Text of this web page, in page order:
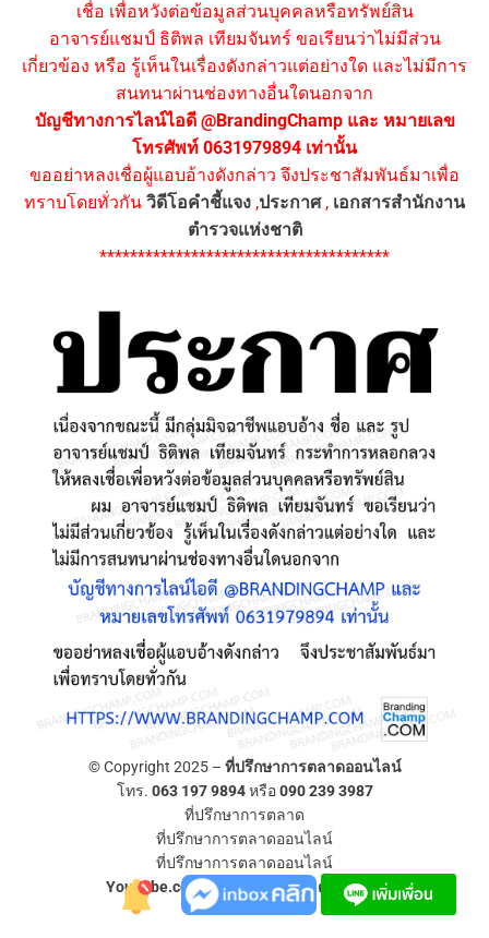
เชื่อ เพื่อหวังต่อข้อมูลส่วนบุคคลหรือทรัพย์สิน
อาจารย์แชมป์ ธิติพล เทียมจันทร์ ขอเรียนว่าไม่มีส่วน
เกี่ยวข้อง หรือ รู้เห็นในเรื่องดังกล่าวแต่อย่างใด และไม่มีการ
สนทนาผ่านช่องทางอื่นใดนอกจาก
บัญชีทางการไลน์ไอดี @BrandingChamp และ หมายเลข
โทรศัพท์ 0631979894 เท่านั้น
ขออย่าหลงเชื่อผู้แอบอ้างดังกล่าว จึงประชาสัมพันธ์มาเพื่อ
ทราบโดยทั่วกัน วิดีโอคำชี้แจง ,ประกาศ, เอกสารสำนักงาน
ตำรวจแห่งชาติ
**************************************
© Copyright 2025 – ที่ปรึกษาการตลาดออนไลน์
โทร. 063 197 9894หรือ090 239 3987
ที่ปรึกษาการตลาด
ที่ปรึกษาการตลาดออนไลน์
ที่ปรึกษาการตลาดออนไลน์
YouTube.com/ที่ปรึกษาการตลาดออนไลน์